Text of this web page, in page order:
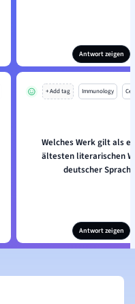
Antwort zeigen
+ Add tag Immunology
Welches Werk gilt als
ältesten literarischen
deutscher
Antwort zeigen